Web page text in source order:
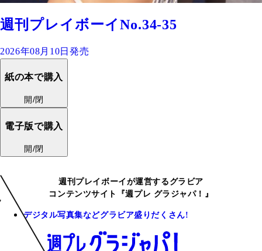
週刊プレイボーイNo.34-35
2026年08月10日発売
紙の本で購入
開/閉
電子版で購入
開/閉
週刊プレイボーイが運営するグラビア
コンテンツサイト『週プレ グラジャパ！』
デジタル写真集などグラビア盛りだくさん!